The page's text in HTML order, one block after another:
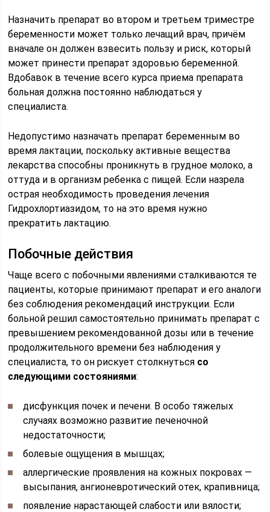
Назначить препарат во втором и третьем триместре
беременности может только лечащий врач, причём
вначале он должен взвесить пользу и риск, который
может принести препарат здоровью беременной.
Вдобавок в течение всего курса приема препарата
больная должна постоянно наблюдаться у
специалиста.
Недопустимо назначать препарат беременным во
время лактации, поскольку активные вещества
лекарства способны проникнуть в грудное молоко, а
оттуда и в организм ребенка с пищей. Если назрела
острая необходимость проведения лечения
Гидрохлортиазидом, то на это время нужно
прекратить лактацию.
Побочные действия
Чаще всего с побочными явлениями сталкиваются те
пациенты, которые принимают препарат и его аналоги
без соблюдения рекомендаций инструкции. Если
больной решил самостоятельно принимать препарат с
превышением рекомендованной дозы или в течение
продолжительного времени без наблюдения у
специалиста, то он рискует столкнуться со
следующими состояниями:
дисфункция почек и печени. В особо тяжелых
случаях возможно развитие печеночной
недостаточности;
болевые ощущения в мышцах;
аллергические проявления на кожных покровах —
высыпания, ангионевротический отек, крапивница;
появление нарастающей слабости или вялости;